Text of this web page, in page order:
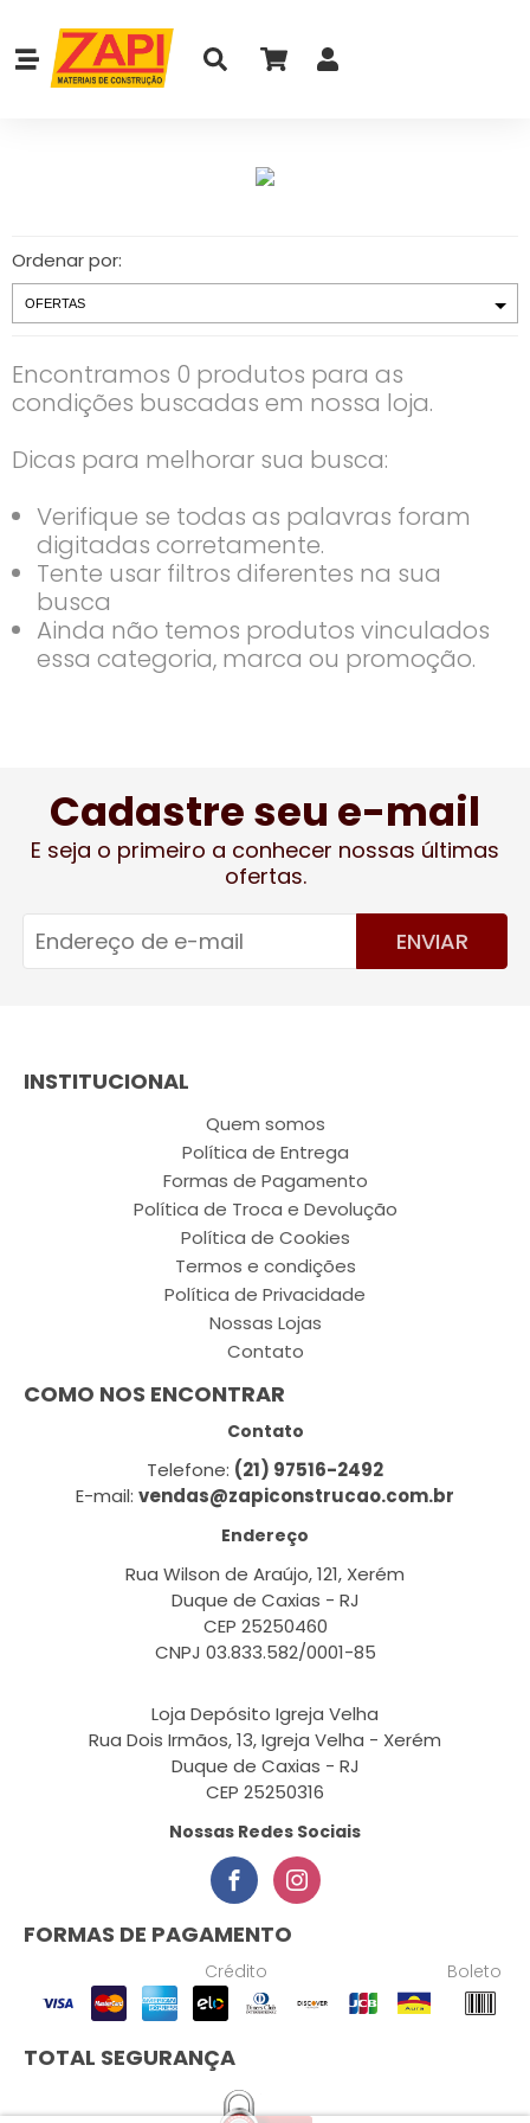
Ordenar por:
Encontramos 0 produtos para as
condições buscadas em nossa loja.
Dicas para melhorar sua busca:
Verifique se todas as palavras foram
digitadas corretamente.
Tente usar filtros diferentes na sua
busca
Ainda não temos produtos vinculados
essa categoria, marca ou promoção.
Cadastre seu e-mail
E seja o primeiro a conhecer nossas últimas
ofertas.
ENVIAR
INSTITUCIONAL
Quem somos
Política de Entrega
Formas de Pagamento
Política de Troca e Devolução
Política de Cookies
Termos e condições
Política de Privacidade
Nossas Lojas
Contato
COMO NOS ENCONTRAR
Contato
Telefone: (21) 97516-2492
E-mail: vendas@zapiconstrucao.com.br
Endereço
Rua Wilson de Araújo, 121, Xerém
Duque de Caxias - RJ
CEP 25250460
CNPJ 03.833.582/0001-85
Loja Depósito Igreja Velha
Rua Dois Irmãos, 13, Igreja Velha - Xerém
Duque de Caxias - RJ
CEP 25250316
Nossas Redes Sociais
FORMAS DE PAGAMENTO
Crédito Boleto
TOTAL SEGURANÇA